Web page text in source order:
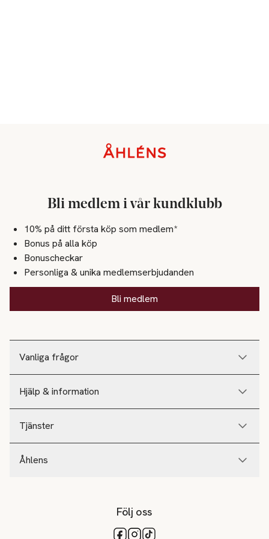
Vanliga frågor
Hjälp & information
Tjänster
Åhlens
Bli medlem i vår kundklubb
10% på ditt första köp som medlem*
Bonus på alla köp
Bonuscheckar
Personliga & unika medlemserbjudanden
Bli medlem
Följ oss